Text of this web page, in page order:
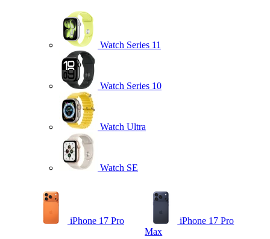
Watch Series 11
Watch Series 10
Watch Ultra
Watch SE
iPhone 17 Pro
iPhone 17 Pro
Max